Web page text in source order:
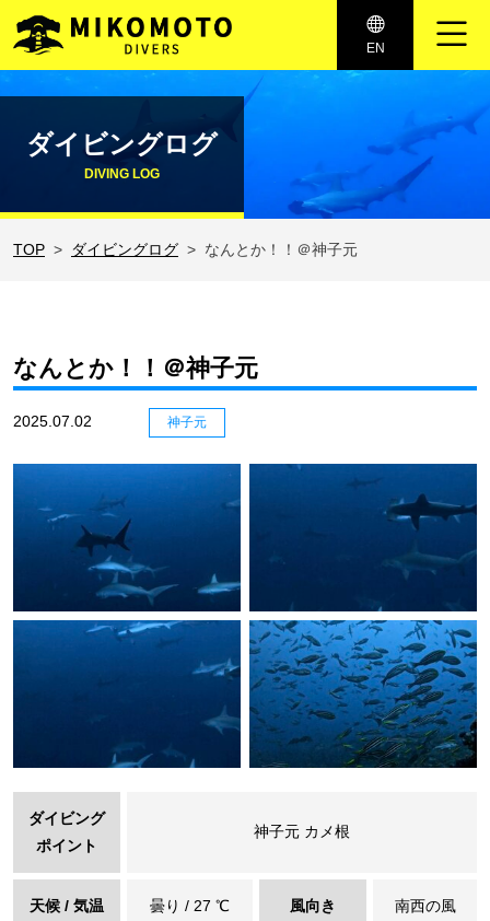
コンテンツへスキップ
メインナビゲーション EN
ダイビングログ
DIVING LOG
TOP ダイビングログ なんとか！！＠神子元
なんとか！！＠神子元
2025.07.02 神子元
ダイビング
ポイント
神子元 カメ根
天候 / 気温 曇り / 27 ℃ 風向き 南西の風